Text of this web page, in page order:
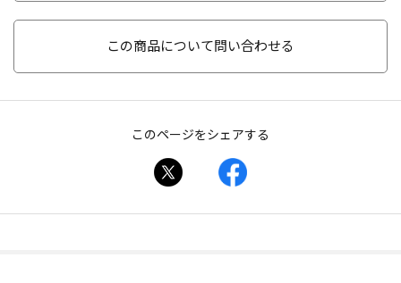
この商品について問い合わせる
このページをシェアする